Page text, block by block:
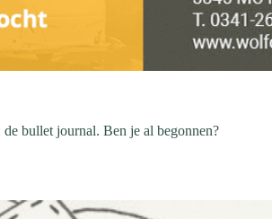
bullet journal. Ben je al begonnen?